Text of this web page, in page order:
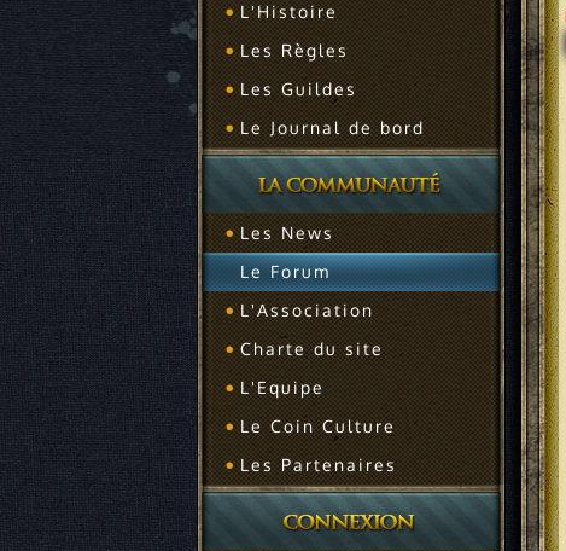
L'Histoire
Les Règles
Les Guildes
Le Journal de bord
Les News
Le Forum
L'Association
Charte du site
L'Equipe
Le Coin Culture
Les Partenaires